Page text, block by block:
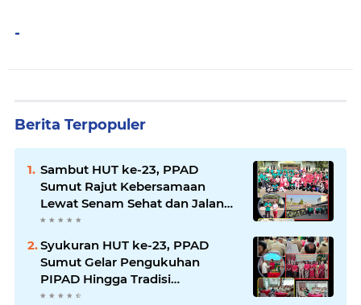
-
Berita Terpopuler
Sambut HUT ke-23, PPAD
Sumut Rajut Kebersamaan
Lewat Senam Sehat dan Jalan
Santai di Mako Bekangdam I/BB
Syukuran HUT ke-23, PPAD
Sumut Gelar Pengukuhan
PIPAD Hingga Tradisi
Kekeluargaan